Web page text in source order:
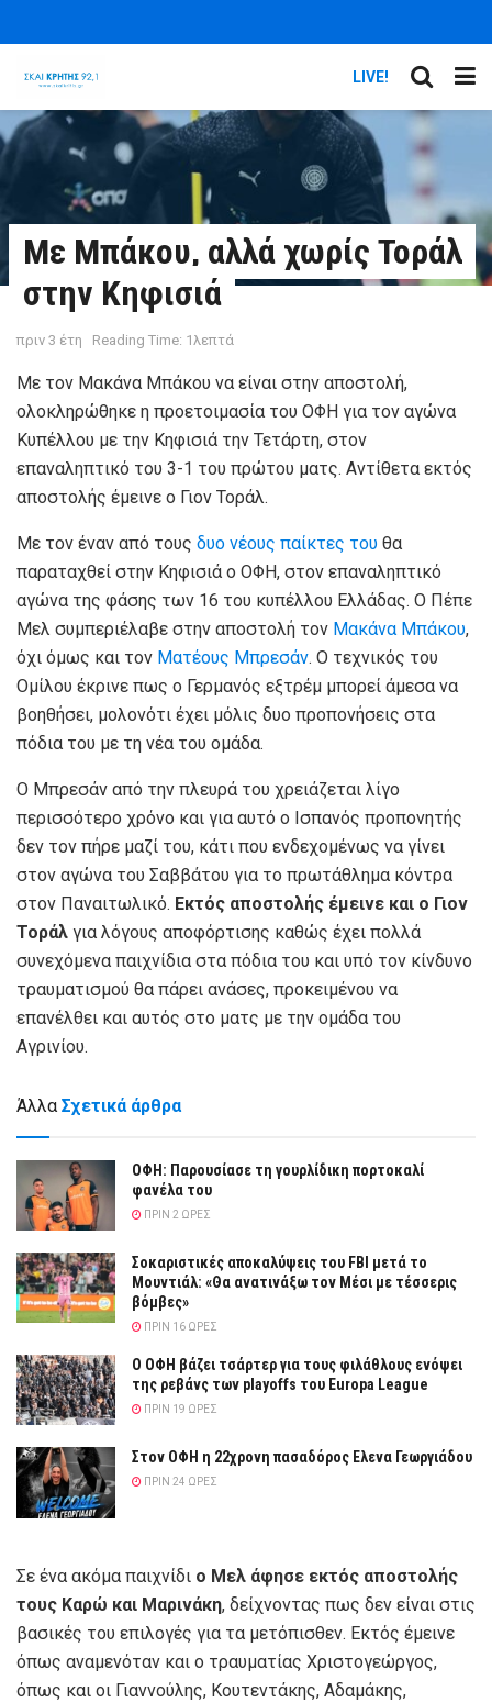
LIVE!
Με Μπάκου, αλλά χωρίς Τοράλ
στην Κηφισιά
πριν 3 έτη Reading Time: 1λεπτά
Με τον Μακάνα Μπάκου να είναι στην αποστολή,
ολοκληρώθηκε η προετοιμασία του ΟΦΗ για τον αγώνα
Κυπέλλου με την Κηφισιά την Τετάρτη, στον
επαναληπτικό του 3-1 του πρώτου ματς. Αντίθετα εκτός
αποστολής έμεινε ο Γιον Τοράλ.
Με τον έναν από τους δυο νέους παίκτες του θα
παραταχθεί στην Κηφισιά ο ΟΦΗ, στον επαναληπτικό
αγώνα της φάσης των 16 του κυπέλλου Ελλάδας. Ο Πέπε
Μελ συμπεριέλαβε στην αποστολή τον Μακάνα Μπάκου,
όχι όμως και τον Ματέους Μπρεσάν. Ο τεχνικός του
Ομίλου έκρινε πως ο Γερμανός εξτρέμ μπορεί άμεσα να
βοηθήσει, μολονότι έχει μόλις δυο προπονήσεις στα
πόδια του με τη νέα του ομάδα.
Ο Μπρεσάν από την πλευρά του χρειάζεται λίγο
περισσότερο χρόνο και για αυτό ο Ισπανός προπονητής
δεν τον πήρε μαζί του, κάτι που ενδεχομένως να γίνει
στον αγώνα του Σαββάτου για το πρωτάθλημα κόντρα
στον Παναιτωλικό. Εκτός αποστολής έμεινε και ο Γιον
Τοράλ για λόγους αποφόρτισης καθώς έχει πολλά
συνεχόμενα παιχνίδια στα πόδια του και υπό τον κίνδυνο
τραυματισμού θα πάρει ανάσες, προκειμένου να
επανέλθει και αυτός στο ματς με την ομάδα του
Αγρινίου.
Άλλα Σχετικά άρθρα
ΟΦΗ: Παρουσίασε τη γουρλίδικη πορτοκαλί
φανέλα του
ΠΡΙΝ 2 ΏΡΕΣ
Σοκαριστικές αποκαλύψεις του FBI μετά το
Μουντιάλ: «Θα ανατινάξω τον Μέσι με τέσσερις
βόμβες»
ΠΡΙΝ 16 ΏΡΕΣ
Ο ΟΦΗ βάζει τσάρτερ για τους φιλάθλους ενόψει
της ρεβάνς των playoffs του Europa League
ΠΡΙΝ 19 ΏΡΕΣ
Στον ΟΦΗ η 22χρονη πασαδόρος Ελενα Γεωργιάδου
ΠΡΙΝ 24 ΏΡΕΣ
Σε ένα ακόμα παιχνίδι ο Μελ άφησε εκτός αποστολής
τους Καρώ και Μαρινάκη, δείχνοντας πως δεν είναι στις
βασικές του επιλογές για τα μετόπισθεν. Εκτός έμεινε
όπως αναμενόταν και ο τραυματίας Χριστογεώργος,
όπως και οι Γιαννούλης, Κουτεντάκης, Αδαμάκης,